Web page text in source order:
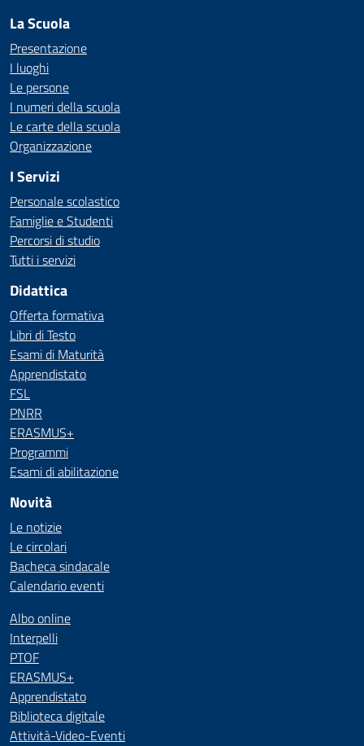
La Scuola
Presentazione
I luoghi
Le persone
I numeri della scuola
Le carte della scuola
Organizzazione
I Servizi
Personale scolastico
Famiglie e Studenti
Percorsi di studio
Tutti i servizi
Didattica
Offerta formativa
Libri di Testo
Esami di Maturità
Apprendistato
FSL
PNRR
ERASMUS+
Programmi
Esami di abilitazione
Novità
Le notizie
Le circolari
Bacheca sindacale
Calendario eventi
Albo online
Interpelli
PTOF
ERASMUS+
Apprendistato
Biblioteca digitale
Attività-Video-Eventi